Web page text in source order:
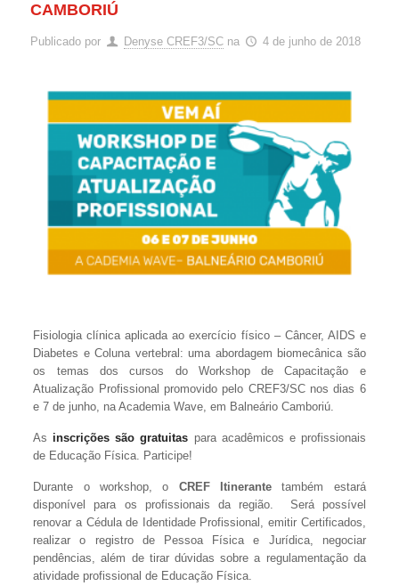
CAMBORIÚ
Publicado por Denyse CREF3/SC na 4 de junho de 2018
Fisiologia clínica aplicada ao exercício físico – Câncer, AIDS e
Diabetes e Coluna vertebral: uma abordagem biomecânica são
os temas dos cursos do Workshop de Capacitação e
Atualização Profissional promovido pelo CREF3/SC nos dias 6
e 7 de junho, na Academia Wave, em Balneário Camboriú.
As inscrições são gratuitas para acadêmicos e profissionais
de Educação Física. Participe!
Durante o workshop, o CREF Itinerante também estará
disponível para os profissionais da região. Será possível
renovar a Cédula de Identidade Profissional, emitir Certificados,
realizar o registro de Pessoa Física e Jurídica, negociar
pendências, além de tirar dúvidas sobre a regulamentação da
atividade profissional de Educação Física.